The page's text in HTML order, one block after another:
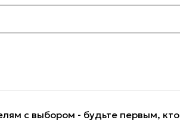
с выбором - будьте первым,